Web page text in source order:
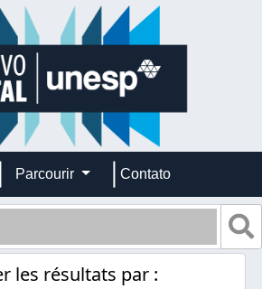
Parcourir Contato
les résultats par :